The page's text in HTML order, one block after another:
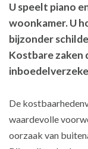
U speelt piano
woonkamer. U
bijzonder
Kostbare zaken
De
waardevolle
oorzaak van